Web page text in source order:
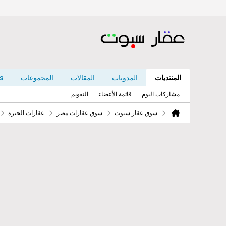
المنتديات المدونات المقالات المجموعات
مشاركات اليوم قائمة الأعضاء التقويم
سوق عقار سبوت سوق عقارات مصر عقارات الجيزة